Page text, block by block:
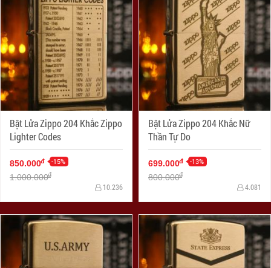
Bật Lửa Zippo 204 Khắc Zippo
Lighter Codes
850.000đ -15%
1.000.000đ
10.236
Bật Lửa Zippo 204 Khắc Nữ
Thần Tự Do
699.000đ -13%
800.000đ
4.081